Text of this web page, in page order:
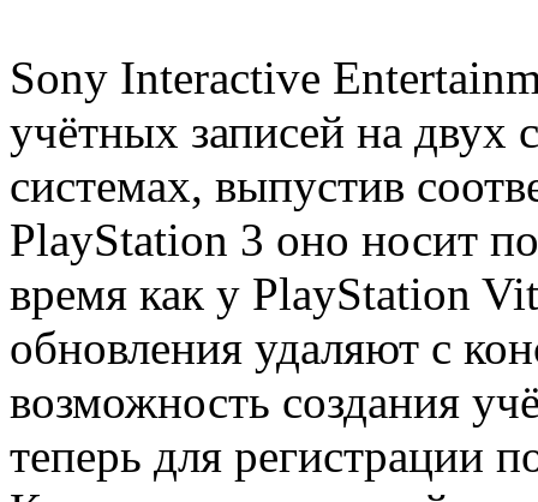
Sony Interactive
учётных записей на двух
системах, выпустив
PlayStation 3 оно носит
время как у PlayStation
обновления удаляют с
возможность создания
теперь для регистрации